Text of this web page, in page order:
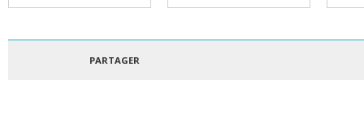
mm
12v - 40W
PARTAGER